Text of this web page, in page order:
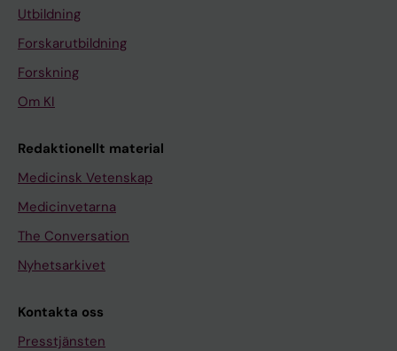
Utbildning
Forskarutbildning
Forskning
Om KI
Redaktionellt material
Medicinsk Vetenskap
Medicinvetarna
The Conversation
Nyhetsarkivet
Kontakta oss
Presstjänsten